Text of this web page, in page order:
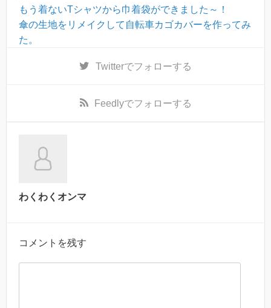
もう着ないTシャツから巾着袋ができました～！
傘の生地をリメイクして自転車カゴカバーを作ってみ
た。
Twitterでフォローする
Feedlyでフォローする
わくわくオンマ
コメントを残す